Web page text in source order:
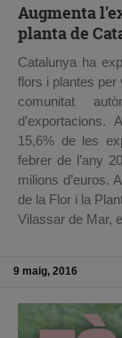
Augmenta
planta de
Catalunya ha
flors i plantes per
comunitat
d’exportacions.
15,6% de les
febrer de l’any
milions d’euros.
de la Flor i la
Vilassar de Mar,
Viveristes de
Ornamental de
9 maig, 2016